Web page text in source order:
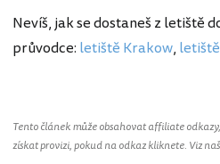
Nevíš, jak se dostaneš z letiště
průvodce: letiště Krakow,
Tento článek může obsahovat affiliate
získat provizi, pokud na odkaz kliknete. Viz